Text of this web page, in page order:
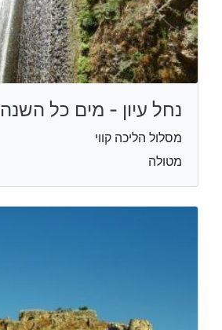
נחל עיון - מים כל השנה
מסלול הליכה קווי
מטולה